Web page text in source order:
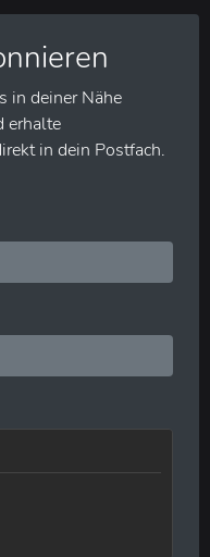
in deiner Nähe
erhalte
in dein Postfach.